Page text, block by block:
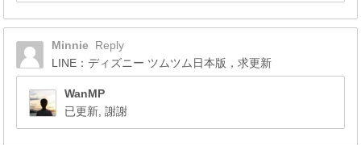
Minnie Reply
LINE：ディズニー ツムツム日本版，求更新
WanMP
已更新, 謝謝